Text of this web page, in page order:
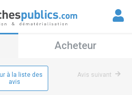
Acheteur
à la liste des
avis
Avis suivant